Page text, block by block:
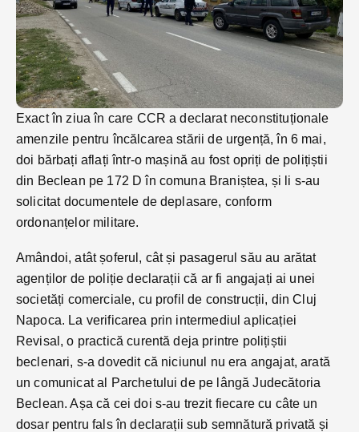
Exact în ziua în care CCR a declarat neconstituționale
amenzile pentru încălcarea stării de urgență, în 6 mai,
doi bărbați aflați într-o mașină au fost opriți de polițiștii
din Beclean pe 172 D în comuna Braniștea, și li s-au
solicitat documentele de deplasare, conform
ordonanțelor militare.
Amândoi, atât șoferul, cât și pasagerul său au arătat
agenților de poliție declarații că ar fi angajați ai unei
societăți comerciale, cu profil de construcții, din Cluj
Napoca. La verificarea prin intermediul aplicației
Revisal, o practică curentă deja printre polițiștii
beclenari, s-a dovedit că niciunul nu era angajat, arată
un comunicat al Parchetului de pe lângă Judecătoria
Beclean. Așa că cei doi s-au trezit fiecare cu câte un
dosar pentru fals în declarații sub semnătură privată și